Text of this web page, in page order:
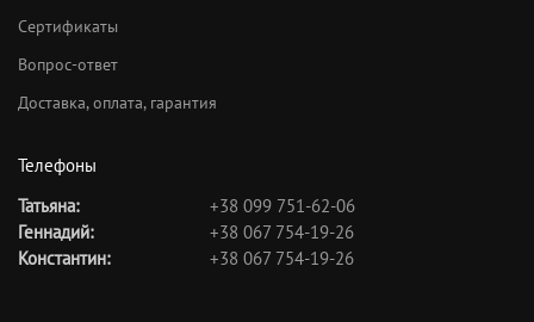
Сертификаты
Вопрос-ответ
Доставка, оплата, гарантия
Телефоны
Татьяна:
+38 099 751-62-06
Геннадий:
+38 067 754-19-26
Константин:
+38 067 754-19-26